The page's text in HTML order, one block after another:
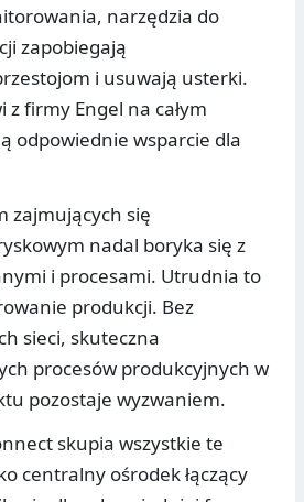
narzędzia do
zapobiegają
i usuwają usterki.
z firmy Engel na całym
odpowiednie wsparcie dla
zajmujących się
nadal boryka się z
i procesami. Utrudnia to
produkcji. Bez
sieci, skuteczna
procesów produkcyjnych w
pozostaje wyzwaniem.
skupia wszystkie te
centralny ośrodek łączący